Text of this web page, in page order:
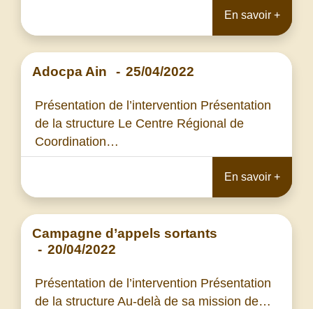
En savoir +
Adocpa Ain - 25/04/2022
Présentation de l’intervention Présentation
de la structure Le Centre Régional de
Coordination…
En savoir +
Campagne d’appels sortants
- 20/04/2022
Présentation de l’intervention Présentation
de la structure Au-delà de sa mission de…